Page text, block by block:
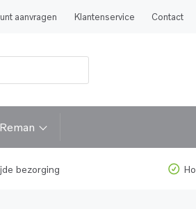
aanvragen Klantenservice Contact
Reman
bezorging